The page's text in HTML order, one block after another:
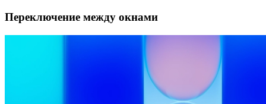
Переключение между окнами